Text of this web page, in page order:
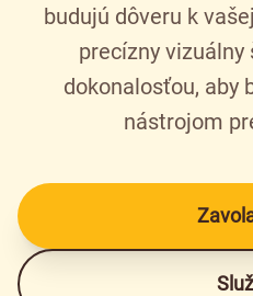
budujú dôveru k
precízny
dokonalosťou, aby
nástrojom